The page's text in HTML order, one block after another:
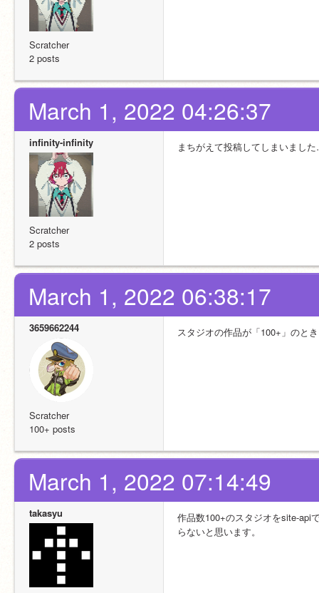
Scratcher
2 posts
March 1, 2022 04:26:37
infinity-infinity
Scratcher
2 posts
まちがえて投稿してしまいまし
March 1, 2022 06:38:17
3659662244
Scratcher
100+ posts
スタジオの作品が「100+」のと
March 1, 2022 07:14:49
takasyu
作品数100+のスタジオをsite-api
らないと思います。